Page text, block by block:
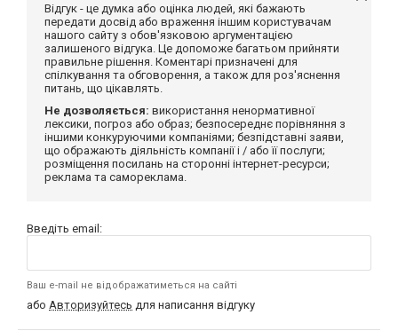
Відгук - це думка або оцінка людей, які бажають
передати досвід або враження іншим користувачам
нашого сайту з обов'язковою аргументацією
залишеного відгука. Це допоможе багатьом прийняти
правильне рішення. Коментарі призначені для
спілкування та обговорення, а також для роз'яснення
питань, що цікавлять.
Не дозволяється: використання ненормативної
лексики, погроз або образ; безпосереднє порівняння з
іншими конкуруючими компаніями; безпідставні заяви,
що ображають діяльність компанії і / або її послуги;
розміщення посилань на сторонні інтернет-ресурси;
реклама та самореклама.
Введіть email:
Ваш e-mail не відображатиметься на сайті
або Авторизуйтесь для написання відгуку